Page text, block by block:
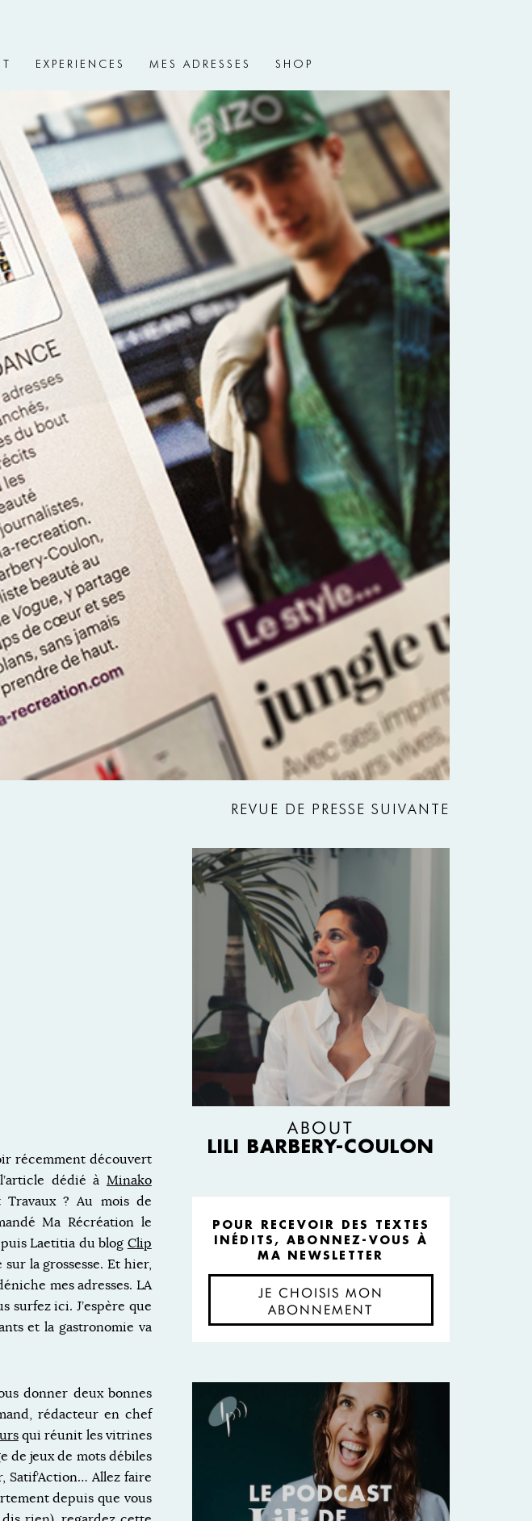
EXPERIENCES MES ADRESSES SHOP
REVUE DE PRESSE SUIVANTE
récemment découvert
dédié à Minako
? Au mois de
Ma Récréation le
Laetitia du blog Clip
la grossesse. Et hier,
mes adresses. LA
surfez ici. J’espère que
et la gastronomie va
donner deux bonnes
rédacteur en chef
qui réunit les vitrines
de jeux de mots débiles
Satif’Action… Allez faire
depuis que vous
ABOUT
LILI BARBERY-COULON
POUR RECEVOIR DES TEXTES
INÉDITS, ABONNEZ-VOUS À
MA NEWSLETTER
JE CHOISIS MON
ABONNEMENT